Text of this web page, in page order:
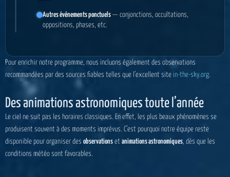
Autres événements ponctuels — conjonctions, occultations,
oppositions, phases, etc.
Pour enrichir notre programme, nous incluons également des observations
recommandées par des sources fiables telles que l’excellent site in-the-sky.org.
Des animations astronomiques toute l’année
Le ciel ne suit pas les horaires classiques. En effet, les plus beaux phénomènes se
produisent souvent à des moments imprévus. C’est pourquoi notre équipe reste
disponible pour organiser des observations et animations astronomiques, dès que les
conditions météo sont favorables.